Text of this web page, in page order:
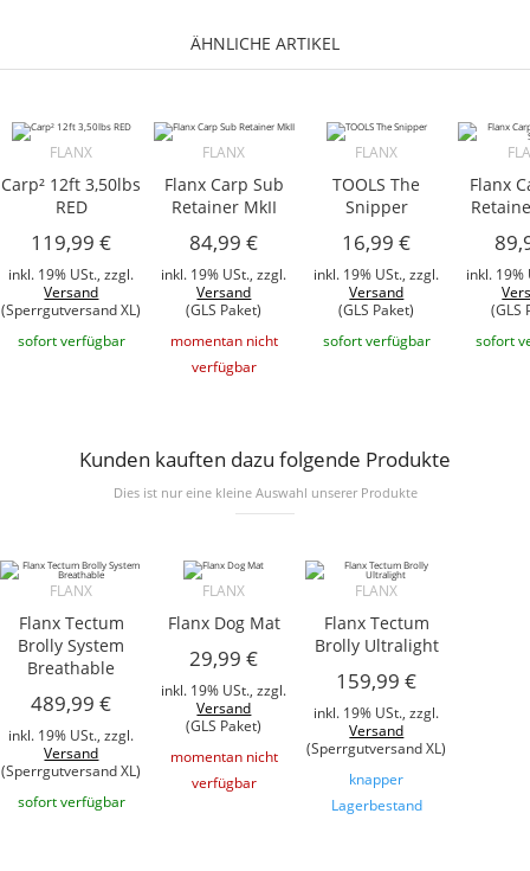
ÄHNLICHE ARTIKEL
FLANX
Carp² 12ft 3,50lbs
RED
119,99 €
inkl. 19% USt., zzgl.
Versand
(Sperrgutversand XL)
sofort verfügbar
FLANX
Flanx Carp Sub
Retainer MkII
84,99 €
inkl. 19% USt., zzgl.
Versand
(GLS Paket)
momentan nicht
verfügbar
FLANX
TOOLS The
Snipper
16,99 €
inkl. 19% USt., zzgl.
Versand
(GLS Paket)
sofort verfügbar
Flanx
inkl. 19%
(GLS
sofort
Kunden kauften dazu folgende Produkte
Dies ist nur eine kleine Auswahl unserer Produkte
FLANX
Flanx Tectum
Brolly System
Breathable
489,99 €
inkl. 19% USt., zzgl.
Versand
(Sperrgutversand XL)
sofort verfügbar
FLANX
Flanx Dog Mat
29,99 €
inkl. 19% USt., zzgl.
Versand
(GLS Paket)
momentan nicht
verfügbar
FLANX
Flanx Tectum
Brolly Ultralight
159,99 €
inkl. 19% USt., zzgl.
Versand
(Sperrgutversand XL)
knapper
Lagerbestand